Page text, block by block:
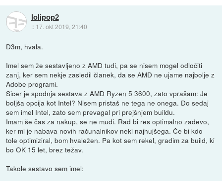
lolipop2
:: 17. okt 2019, 21:40
D3m, hvala.
Imel sem že sestavljeno z AMD tudi, pa se nisem mogel odločiti
zanj, ker sem nekje zasledil članek, da se AMD ne ujame najbolje z
Adobe programi.
Sicer je spodnja sestava z AMD Ryzen 5 3600, zato vprašam: Je
boljša opcija kot Intel? Nisem pristaš ne tega ne onega. Do sedaj
sem imel Intel, zato sem prevagal pri prejšnjem buildu.
Imam še čas za nakup, se ne mudi. Rad bi res optimalno zadevo,
ker mi je nabava novih računalnikov neki najhujšega. Če bi kdo
tole optimiziral, bom hvaležen. Pa kot sem rekel, gradim za build, ki
bo OK 15 let, brez težav.
Takole sestavo sem imel: